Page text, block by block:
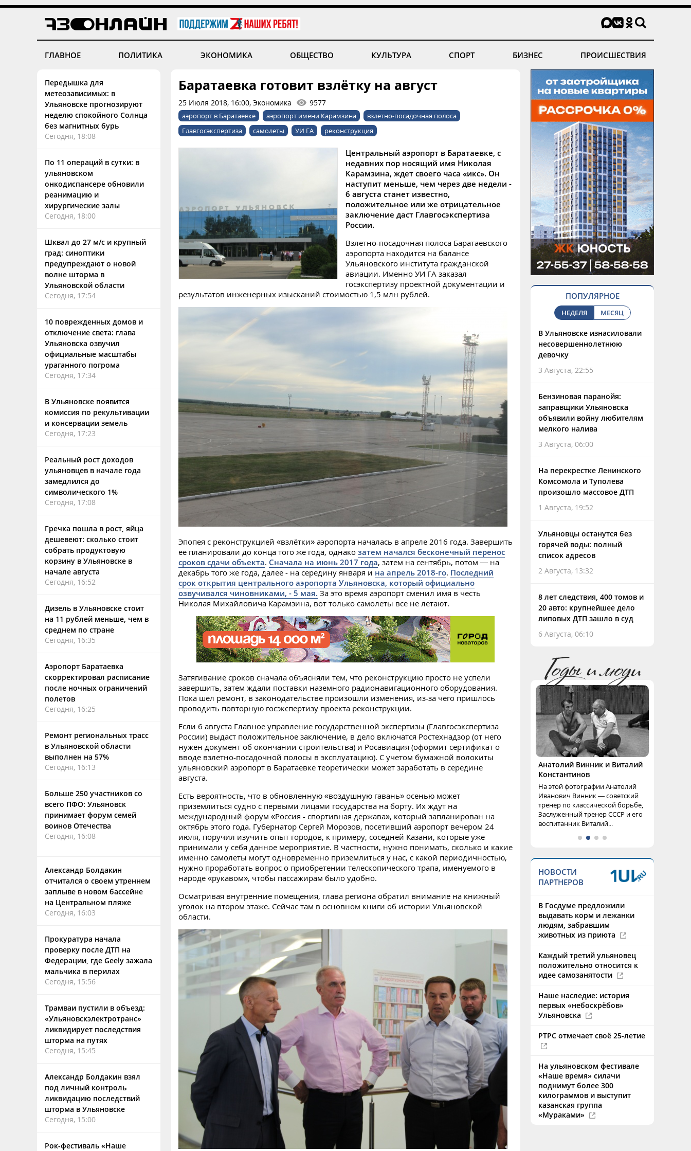
ГЛАВНОЕ ПОЛИТИКА ЭКОНОМИКА ОБЩЕСТВО КУЛЬТУРА СПОРТ БИЗНЕС ПРОИСШЕСТВИЯ
Передышка для
метеозависимых: в
Ульяновске прогнозируют
неделю спокойного Солнца
без магнитных бурь
Сегодня, 18:08
По 11 операций в сутки: в
ульяновском
онкодиспансере обновили
реанимацию и
хирургические залы
Сегодня, 18:00
Шквал до 27 м/с и крупный
град: синоптики
предупреждают о новой
волне шторма в
Ульяновской области
Сегодня, 17:54
10 поврежденных домов и
отключение света: глава
Ульяновска озвучил
официальные масштабы
ураганного погрома
Сегодня, 17:34
В Ульяновске появится
комиссия по рекультивации
и консервации земель
Сегодня, 17:23
Реальный рост доходов
ульяновцев в начале года
замедлился до
символического 1%
Сегодня, 17:08
Гречка пошла в рост, яйца
дешевеют: сколько стоит
собрать продуктовую
корзину в Ульяновске в
начале августа
Сегодня, 16:52
Дизель в Ульяновске стоит
на 11 рублей меньше, чем в
среднем по стране
Сегодня, 16:35
Аэропорт Баратаевка
скорректировал расписание
после ночных ограничений
полетов
Сегодня, 16:25
Ремонт региональных трасс
в Ульяновской области
выполнен на 57%
Сегодня, 16:13
Больше 250 участников со
всего ПФО: Ульяновск
принимает форум семей
воинов Отечества
Сегодня, 16:08
Александр Болдакин
отчитался о своем утреннем
заплыве в новом бассейне
на Центральном пляже
Сегодня, 16:03
Прокуратура начала
проверку после ДТП на
Федерации, где Geely зажала
мальчика в перилах
Сегодня, 15:56
Трамваи пустили в объезд:
«Ульяновскэлектротранс»
ликвидирует последствия
шторма на путях
Сегодня, 15:45
Александр Болдакин взял
под личный контроль
ликвидацию последствий
шторма в Ульяновске
Сегодня, 15:00
Рок-фестиваль «Наше
Баратаевка готовит взлётку на август
25 Июля 2018, 16:00, Экономика 9577
аэропорт в Баратаевке аэропорт имени Карамзина
взлетно-посадочная полоса
Главгосэкспертиза
самолеты УИ ГА реконструкция
Центральный аэропорт в Баратаевке, с
недавних пор носящий имя Николая
Карамзина, ждет своего часа «икс». Он
наступит меньше, чем через две недели -
6 августа станет известно,
положительное или же отрицательное
заключение даст Главгосэкспертиза
России.
Взлетно-посадочная полоса Баратаевского
аэропорта находится на балансе
Ульяновского института гражданской
авиации. Именно УИ ГА заказал
госэкспертизу проектной документации и
результатов инженерных изысканий стоимостью 1,5 млн рублей.
Эпопея с реконструкцией «взлётки» аэропорта началась в апреле 2016 года. Завершить
ее планировали до конца того же года, однако затем начался бесконечный перенос
сроков сдачи объекта. Сначала на июнь 2017 года, затем на сентябрь, потом — на
декабрь того же года, далее - на середину января и на апрель 2018-го. Последний
срок открытия центрального аэропорта Ульяновска, который официально
озвучивался чиновниками, - 5 мая. За это время аэропорт сменил имя в честь
Николая Михайловича Карамзина, вот только самолеты все не летают.
Затягивание сроков сначала объясняли тем, что реконструкцию просто не успели
завершить, затем ждали поставки наземного радионавигационного оборудования.
Пока шел ремонт, в законодательстве произошли изменения, из-за чего пришлось
проводить повторную госэкспертизу проекта реконструкции.
Если 6 августа Главное управление государственной экспертизы (Главгосэкспертиза
России) выдаст положительное заключение, в дело включатся Ростехнадзор (от него
нужен документ об окончании строительства) и Росавиация (оформит сертификат о
вводе взлетно-посадочной полосы в эксплуатацию). С учетом бумажной волокиты
ульяновский аэропорт в Баратаевке теоретически может заработать в середине
августа.
Есть вероятность, что в обновленную «воздушную гавань» осенью может
приземлиться судно с первыми лицами государства на борту. Их ждут на
международный форум «Россия - спортивная держава», который запланирован на
октябрь этого года. Губернатор Сергей Морозов, посетивший аэропорт вечером 24
июля, поручил изучить опыт городов, к примеру, соседней Казани, которые уже
принимали у себя данное мероприятие. В частности, нужно понимать, сколько и какие
именно самолеты могут одновременно приземлиться у нас, с какой периодичностью,
нужно проработать вопрос о приобретении телескопического трапа, именуемого в
народе «рукавом», чтобы пассажирам было удобно.
Осматривая внутренние помещения, глава региона обратил внимание на книжный
уголок на втором этаже. Сейчас там в основном книги об истории Ульяновской
области.
ПОПУЛЯРНОЕ
НЕДЕЛЯ МЕСЯЦ
В Ульяновске изнасиловали
несовершеннолетнюю
девочку
3 Августа, 22:55
Бензиновая паранойя:
заправщики Ульяновска
объявили войну любителям
мелкого налива
3 Августа, 06:00
На перекрестке Ленинского
Комсомола и Туполева
произошло массовое ДТП
1 Августа, 19:52
Ульяновцы останутся без
горячей воды: полный
список адресов
2 Августа, 13:32
8 лет следствия, 400 томов и
20 авто: крупнейшее дело
липовых ДТП зашло в суд
6 Августа, 06:10
Анатолий Винник и Виталий
Константинов
На этой фотографии Анатолий
Иванович Винник — советский
тренер по классической борьбе,
Заслуженный тренер СССР и его
воспитанник Виталий...
НОВОСТИ
ПАРТНЕРОВ
В Госдуме предложили
выдавать корм и лежанки
людям, забравшим
животных из приюта
Каждый третий ульяновец
положительно относится к
идее самозанятости
Наше наследие: история
первых «небоскрёбов»
Ульяновска
РТРС отмечает своё 25-летие
На ульяновском фестивале
«Наше время» силачи
поднимут более 300
килограммов и выступит
казанская группа
«Мураками»